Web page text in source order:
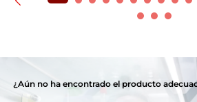
¿Aún no ha encontrado el producto